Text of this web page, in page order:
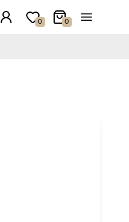
Conexão0
A minha lista de desejos
0
Meu carrinho
Abrir o